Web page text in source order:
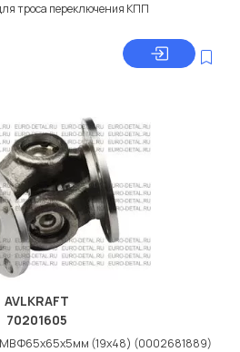
троса переключения КПП
AVLKRAFT
70201605
МВ Ф65x65x5мм (19x48) (0002681889)